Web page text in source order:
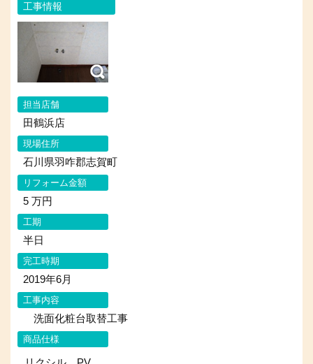
工事情報
担当店舗
田鶴浜店
現場住所
石川県羽咋郡志賀町
リフォーム金額
5 万円
工期
半日
完工時期
2019年6月
工事内容
洗面化粧台取替工事
商品仕様